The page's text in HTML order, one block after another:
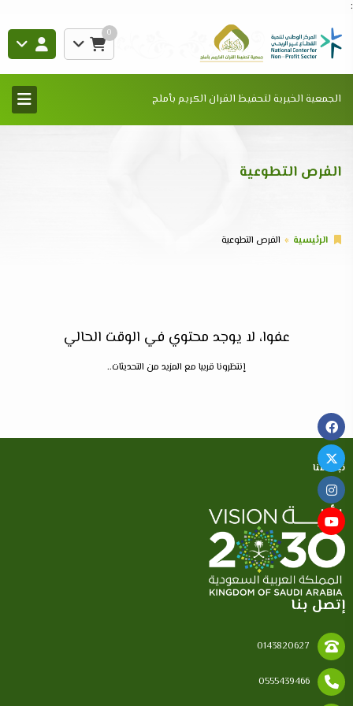
:
0
الجمعية الخيرية لتحفيظ القران الكريم بأملج
الفرص التطوعية
الرئيسية الفرص التطوعية
عفوا، لا يوجد محتوي في الوقت الحالي
إنتظرونا قريبا مع المزيد من التحديثات..
نبذة عنا
إتصل بنا
0143820627
0555439466